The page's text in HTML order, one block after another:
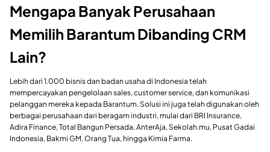
Mengapa Banyak Perusahaan
Memilih Barantum Dibanding CRM
Lain?
Lebih dari 1.000 bisnis dan badan usaha di Indonesia telah
mempercayakan pengelolaan sales, customer service, dan komunikasi
pelanggan mereka kepada Barantum. Solusi ini juga telah digunakan oleh
berbagai perusahaan dari beragam industri, mulai dari BRI Insurance,
Adira Finance, Total Bangun Persada, AnterAja, Sekolah.mu, Pusat Gadai
Indonesia, Bakmi GM, Orang Tua, hingga Kimia Farma.